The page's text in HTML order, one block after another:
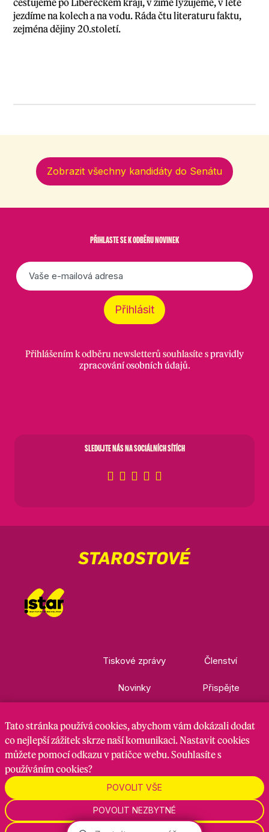
jezdíme na kolech a na vodu. Ráda čtu literaturu faktu,
zejména dějiny 20.století.
Zobrazit všechny kandidáty do Senátu
PŘIHLASTE SE K ODBĚRU NOVINEK
E-
mail
Přihlásit
Přihlášením k odběru newsletterů souhlasíte spravidly
zpracování osobních údajů.
SLEDUJTE NÁS NA SOCIÁLNÍCH SÍTÍCH
Tiskové zprávy
Novinky
Členství
Přispějte
Nastavení cookies GDPRRSS kanál
Maven Strategy s.r.o., 2026
Tato stránkapoužívá cookies, abychom vám dokázali dodat
co nejlepší zážitek skrze naší komunikaci. Nastavit cookies
můžete pomocí odkazu v patičce webu. Souhlasíte s
používáním cookies?
POVOLIT NEZBYTNÉ
POVOLIT VŠE